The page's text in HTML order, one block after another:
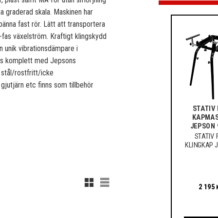
graderad skala. Maskinen har
fast rör. Lätt att transportera
växelström. Kraftigt klingskydd
unik vibrationsdämpare i
komplett med Jepsons
stål/rostfritt/icke
etc finns som tillbehör
Rutnätsvy
Listvy
STATIV
JEPSON
STATIV
KLINGKAP
2 195